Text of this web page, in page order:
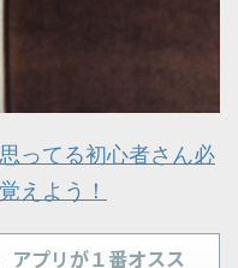
ってる初心者さん必
えよう！
アプリが１番オスス